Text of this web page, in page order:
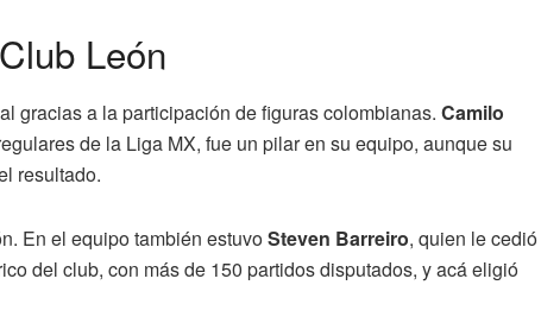
León
gracias a la participación de figuras colombianas. Camilo
de la Liga MX, fue un pilar en su equipo, aunque su
resultado.
En el equipo también estuvoSteven Barreiro, quien le cedió
del club, con más de 150 partidos disputados, y acá eligió